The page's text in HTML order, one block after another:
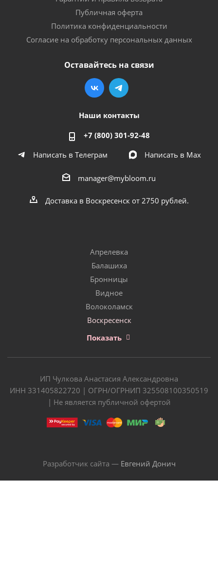
Публичная оферта
Политика конфиденциальности
Согласие на обработку персональных данных
Оставайтесь на связи
Наши контакты
+7 (800) 301-92-48
Написать в Телеграм
Написать в Мах
manager@mybloom.ru
Доставка в Воскресенск от 2750 рублей.
Апрелевка
Балашиха
Бронницы
Видное
Волоколамск
Воскресенск
Показать
ИП Чулкова Анастасия Александровна
ИНН 331405822720 | ОГРН/ОГРНИП 325508100350519
| Не является публичной офертой
Разработчик сайта — Евгений Донич